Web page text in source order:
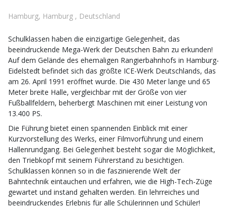
Hamburg, Hamburg , Deutschland
Schulklassen haben die einzigartige Gelegenheit, das
beeindruckende Mega-Werk der Deutschen Bahn zu erkunden!
Auf dem Gelände des ehemaligen Rangierbahnhofs in Hamburg-
Eidelstedt befindet sich das größte ICE-Werk Deutschlands, das
am 26. April 1991 eröffnet wurde. Die 430 Meter lange und 65
Meter breite Halle, vergleichbar mit der Größe von vier
Fußballfeldern, beherbergt Maschinen mit einer Leistung von
13.400 PS.
Die Führung bietet einen spannenden Einblick mit einer
Kurzvorstellung des Werks, einer Filmvorführung und einem
Hallenrundgang. Bei Gelegenheit besteht sogar die Möglichkeit,
den Triebkopf mit seinem Führerstand zu besichtigen.
Schulklassen können so in die faszinierende Welt der
Bahntechnik eintauchen und erfahren, wie die High-Tech-Züge
gewartet und instand gehalten werden. Ein lehrreiches und
beeindruckendes Erlebnis für alle Schülerinnen und Schüler!